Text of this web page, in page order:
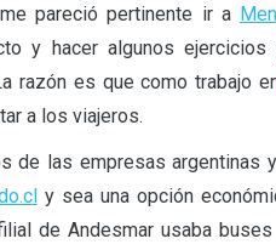
pareció pertinente ir a
y hacer algunos
razón es que como trabajo
a los viajeros.
de las empresas argentinas
y sea una opción
de Andesmar usaba